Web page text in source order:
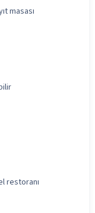
masası
restoranı